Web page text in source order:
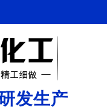
发生产